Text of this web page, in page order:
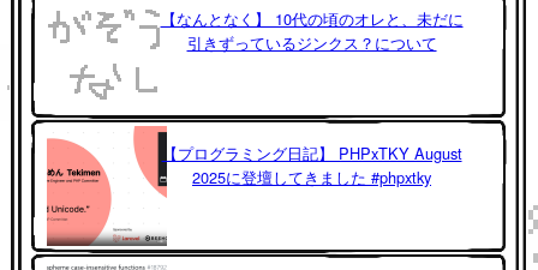
【なんとなく】 10代の頃のオレと、未だに
引きずっているジンクス？について
【プログラミング日記】 PHPxTKY August
2025に登壇してきました #phpxtky